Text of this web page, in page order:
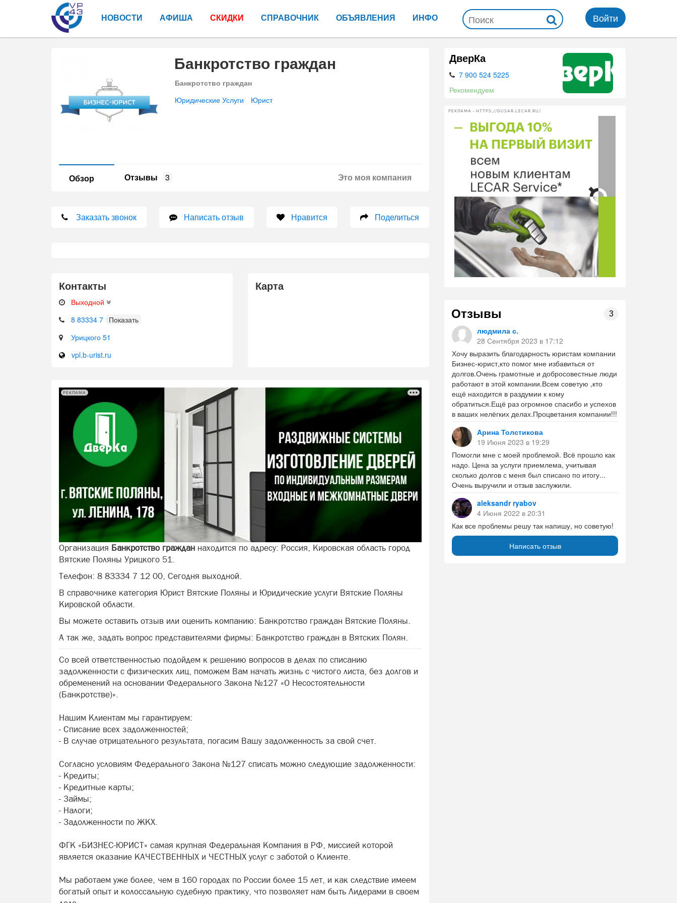
НОВОСТИ АФИША СКИДКИ СПРАВОЧНИК ОБЪЯВЛЕНИЯ ИНФО Войти
Банкротство граждан
Банкротство граждан
Юридические Услуги Юрист
Это моя компания
Обзор Отзывы 3
Заказать звонок Написать отзыв Нравится Поделиться
Контакты
Выходной
8 83334 7 12 00
Урицкого 51
vpl.b-urist.ru
Карта
РЕКЛАМА
Организация Банкротство граждан находится по адресу: Россия, Кировская область город
Вятские Поляны Урицкого 51.
Телефон: 8 83334 7 12 00, Сегодня выходной.
В справочнике категория Юрист Вятские Поляны и Юридические услуги Вятские Поляны
Кировской области.
Вы можете оставить отзыв или оценить компанию: Банкротство граждан Вятские Поляны.
А так же, задать вопрос представителями фирмы: Банкротство граждан в Вятских Полян.
Со всей ответственностью подойдем к решению вопросов в делах по списанию
задолженности с физических лиц, поможем Вам начать жизнь с чистого листа, без долгов и
обременений на основании Федерального Закона №127 «О Несостоятельности
(Банкротстве)».
Нашим Клиентам мы гарантируем:
- Списание всех задолженностей;
- В случае отрицательного результата, погасим Вашу задолженность за свой счет.
Согласно условиям Федерального Закона №127 списать можно следующие задолженности:
- Кредиты;
- Кредитные карты;
- Займы;
- Налоги;
- Задолженности по ЖКХ.
ФГК «БИЗНЕС-ЮРИСТ» самая крупная Федеральная Компания в РФ, миссией которой
является оказание КАЧЕСТВЕННЫХ и ЧЕСТНЫХ услуг с заботой о Клиенте.
Мы работаем уже более, чем в 160 городах по России более 15 лет, и как следствие имеем
богатый опыт и колоссальную судебную практику, что позволяет нам быть Лидерами в своем
ДверКа
7 900 524 5225
Рекомендуем
РЕКЛАМА • HTTPS://GUSAR.LECAR.RU/
Отзывы 3
людмила с.
28 Сентября 2023 в 17:12
Хочу выразить благодарность юристам компании
Бизнес-юрист,кто помог мне избавиться от
долгов.Очень грамотные и добросовестные люди
работают в этой компании.Всем советую ,кто
ещё находится в раздумии к кому
обратиться.Ещё раз огромное спасибо и успехов
в ваших нелёгких делах.Процветания компании!!!
Арина Толстикова
19 Июня 2023 в 19:29
Помогли мне с моей проблемой. Всё прошло как
надо. Цена за услуги приемлема, учитывая
сколько долгов с меня был списано по итогу...
Очень выручили и отзыв заслужили.
aleksandr ryabov
4 Июня 2022 в 20:31
Как все проблемы решу так напишу, но советую!
Написать отзыв